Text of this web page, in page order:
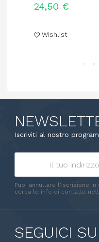
24,50 €
Wishlist
Iscriviti al nostro
Puoi annullare l'iscrizione
cerca le info di contatto
SEGUICI